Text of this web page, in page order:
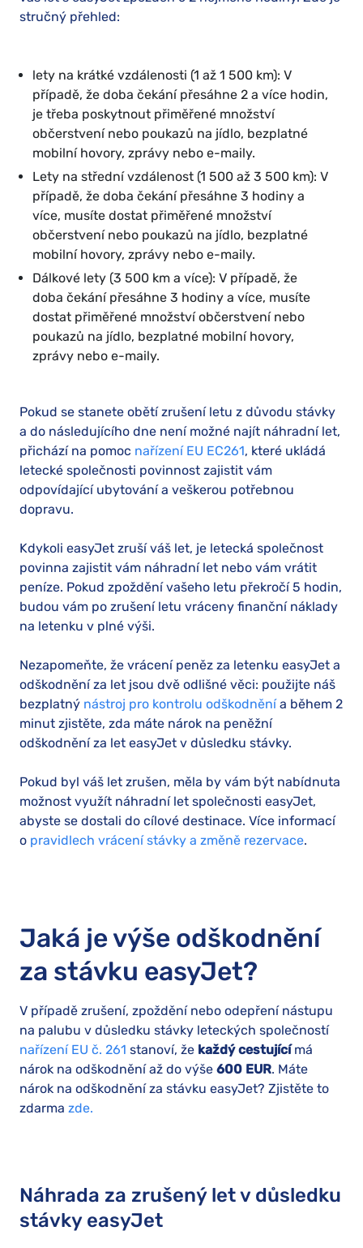
stručný přehled:
lety na krátké vzdálenosti (1 až 1 500 km): V
případě, že doba čekání přesáhne 2 a více hodin,
je třeba poskytnout přiměřené množství
občerstvení nebo poukazů na jídlo, bezplatné
mobilní hovory, zprávy nebo e-maily.
Lety na střední vzdálenost (1 500 až 3 500 km): V
případě, že doba čekání přesáhne 3 hodiny a
více, musíte dostat přiměřené množství
občerstvení nebo poukazů na jídlo, bezplatné
mobilní hovory, zprávy nebo e-maily.
Dálkové lety (3 500 km a více): V případě, že
doba čekání přesáhne 3 hodiny a více, musíte
dostat přiměřené množství občerstvení nebo
poukazů na jídlo, bezplatné mobilní hovory,
zprávy nebo e-maily.
Pokud se stanete obětí zrušení letu z důvodu stávky
a do následujícího dne není možné najít náhradní let,
přichází na pomoc nařízení EU EC261, které ukládá
letecké společnosti povinnost zajistit vám
odpovídající ubytování a veškerou potřebnou
dopravu.
Kdykoli easyJet zruší váš let, je letecká společnost
povinna zajistit vám náhradní let nebo vám vrátit
peníze. Pokud zpoždění vašeho letu překročí 5 hodin,
budou vám po zrušení letu vráceny finanční náklady
na letenku v plné výši.
Nezapomeňte, že vrácení peněz za letenku easyJet a
odškodnění za let jsou dvě odlišné věci: použijte náš
bezplatný nástroj pro kontrolu odškodněnía během 2
minut zjistěte, zda máte nárok na peněžní
odškodnění za let easyJet v důsledku stávky.
Pokud byl váš let zrušen, měla by vám být nabídnuta
možnost využít náhradní let společnosti easyJet,
abyste se dostali do cílové destinace. Více informací
o pravidlech vrácení stávky a změně rezervace.
Jaká je výše odškodnění
za stávku easyJet?
V případě zrušení, zpoždění nebo odepření nástupu
na palubu v důsledku stávky leteckých společností
nařízení EU č. 261 stanoví, že každý cestujícímá
nárok na odškodnění až do výše 600 EUR. Máte
nárok na odškodnění za stávku easyJet? Zjistěte to
zdarma zde.
Náhrada za zrušený let v důsledku
stávky easyJet